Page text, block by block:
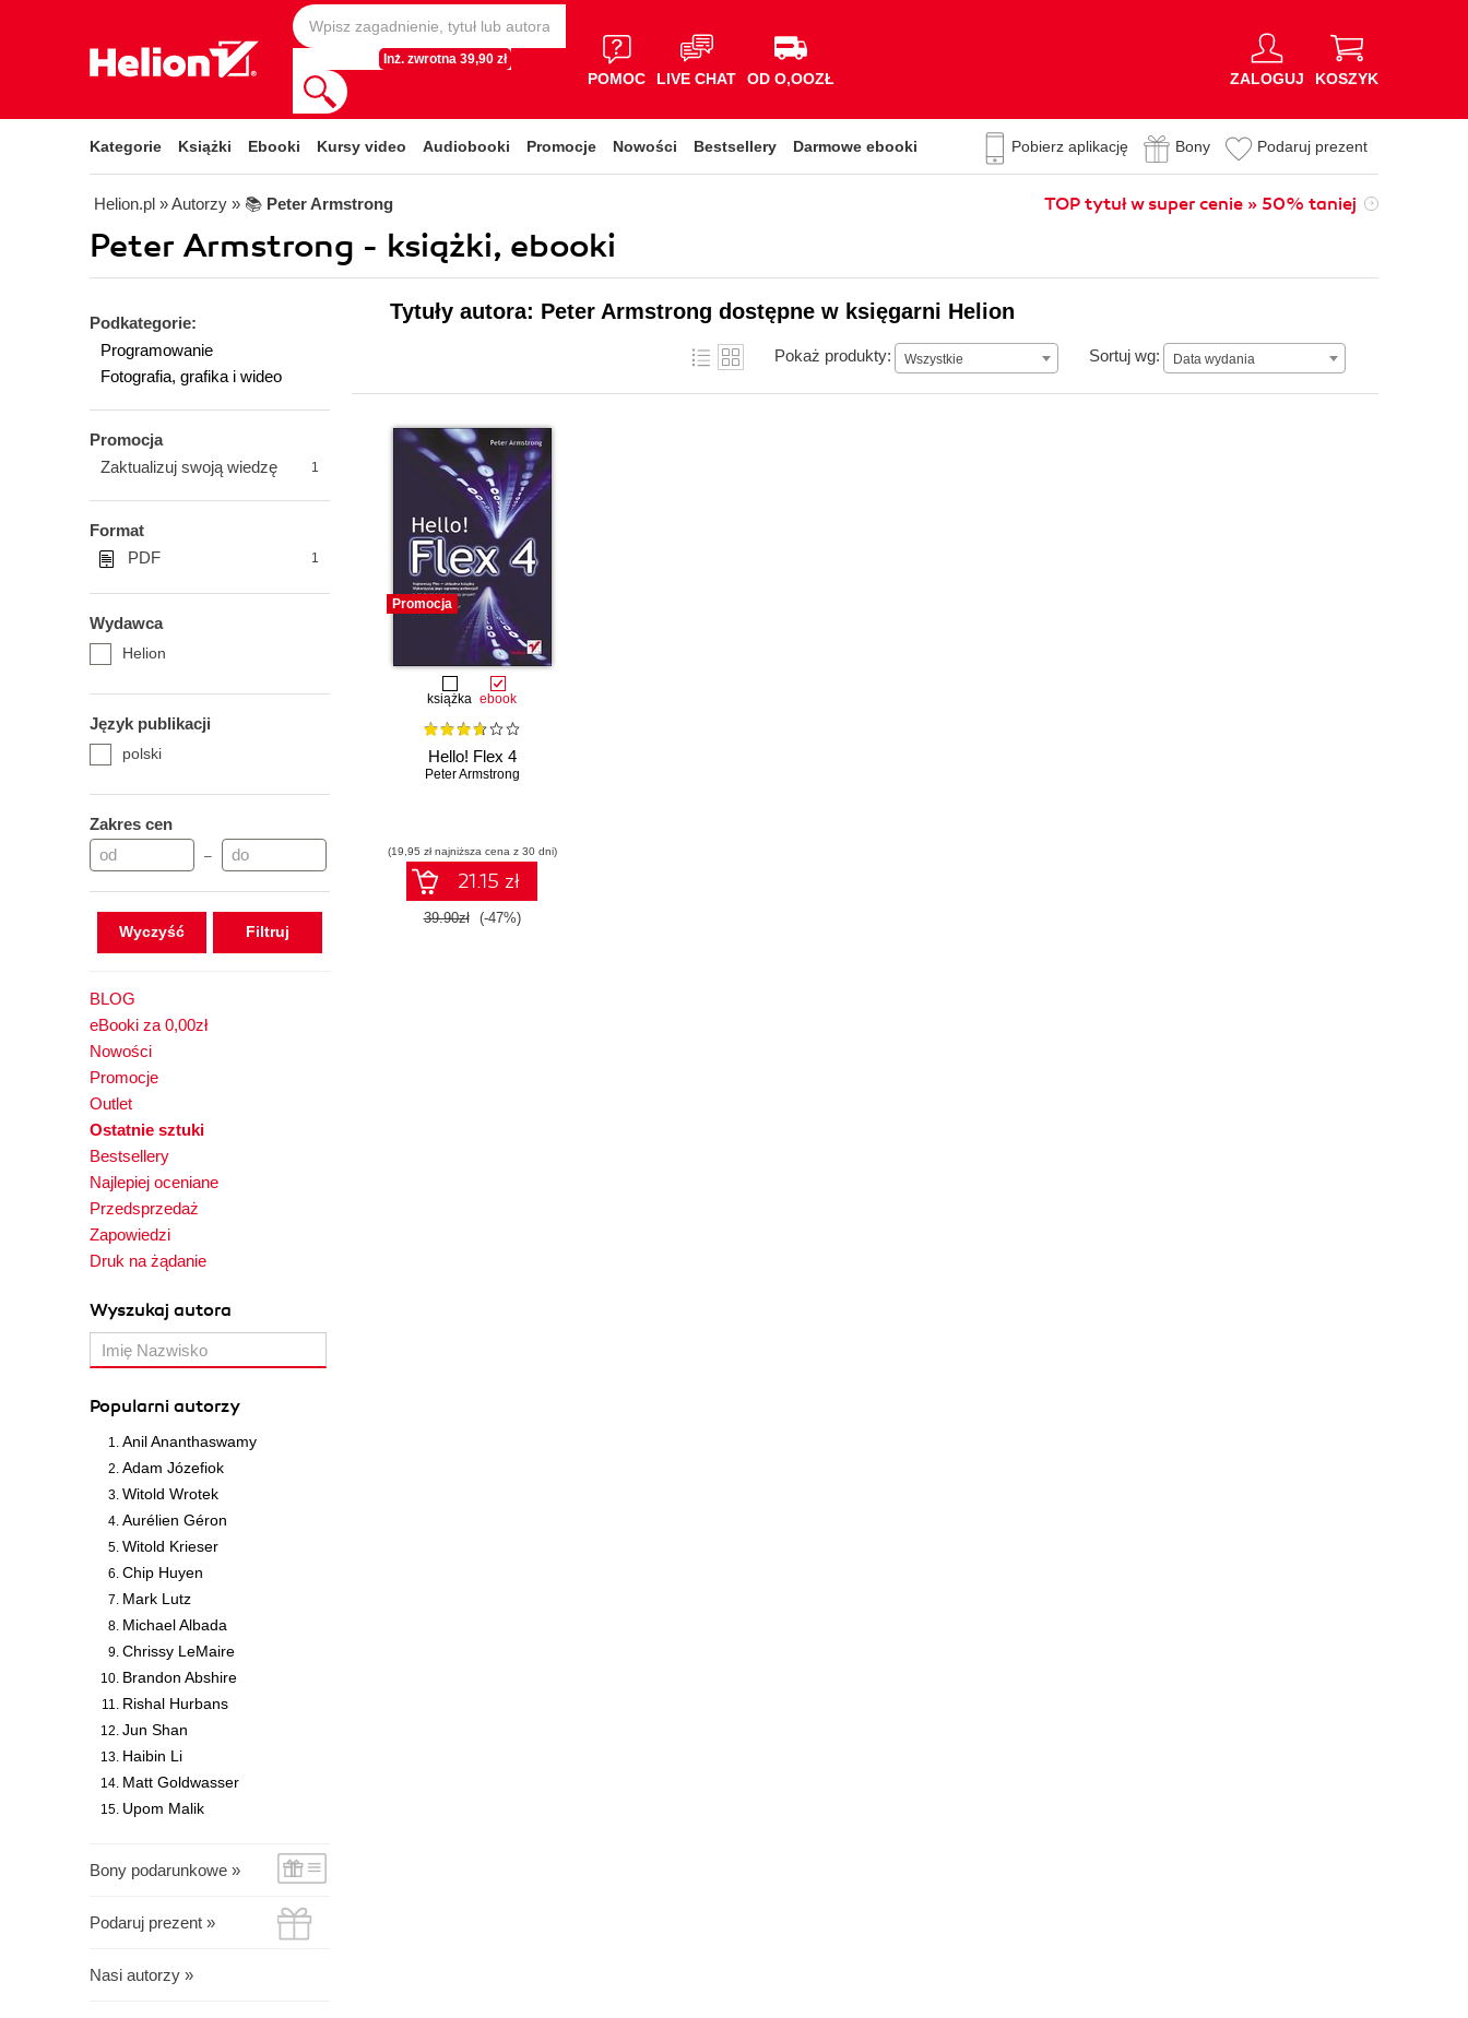
Inż. zwrotna 39,90 zł
POMOC LIVE CHAT OD O,OOZŁ ZALOGUJ KOSZYK
Kategorie Książki Ebooki Kursy video Audiobooki Promocje Nowości Bestsellery Darmowe ebooki Pobierz aplikację Bony Podaruj prezent
Helion.pl » Autorzy » 📚 Peter Armstrong TOP tytuł w super cenie » 50% taniej
Peter Armstrong - książki, ebooki
Podkategorie:
Programowanie
Fotografia, grafika i wideo
Promocja
Zaktualizuj swoją wiedzę
1
Format
PDF
1
Wydawca
Helion
Język publikacji
polski
Zakres cen
–
Wyczyść
BLOG
eBooki za 0,00zł
Nowości
Promocje
Outlet
Ostatnie sztuki
Bestsellery
Najlepiej oceniane
Przedsprzedaż
Zapowiedzi
Druk na żądanie
Wyszukaj autora
Popularni autorzy
Anil Ananthaswamy
Adam Józefiok
Witold Wrotek
Aurélien Géron
Witold Krieser
Chip Huyen
Mark Lutz
Michael Albada
Chrissy LeMaire
Brandon Abshire
Rishal Hurbans
Jun Shan
Haibin Li
Matt Goldwasser
Upom Malik
Bony podarunkowe »
Podaruj prezent »
Nasi autorzy »
Tytuły autora: Peter Armstrong dostępne w księgarni Helion
Pokaż produkty: Wszystkie Sortuj wg: Data wydania
Data wydania
Promocja
książka ebook
Hello! Flex 4
Peter Armstrong
(19,95 zł najniższa cena z 30 dni)
21.15 zł
39.90zł (-47%)